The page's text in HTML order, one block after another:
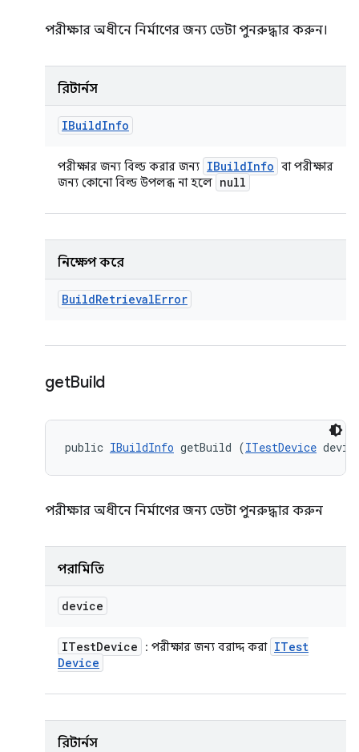
পরীক্ষার অধীনে নির্মাণের জন্য ডেটা পুনরুদ্ধার করুন।
রিটার্নস
IBuildInfo
পরীক্ষার জন্য বিল্ড করার জন্য IBuildInfo বা পরীক্ষার
জন্য কোনো বিল্ড উপলব্ধ না হলে null
নিক্ষেপ করে
BuildRetrievalError
getBuild
public IBuildInfo getBuild (ITestDevice
পরীক্ষার অধীনে নির্মাণের জন্য ডেটা পুনরুদ্ধার করুন
পরামিতি
device
ITestDevice : পরীক্ষার জন্য বরাদ্দ করা ITest
Device
রিটার্নস